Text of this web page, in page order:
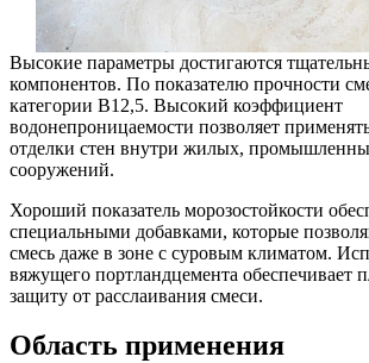
Высокие параметры достигаются
компонентов. По показателю прочности
категории В12,5. Высокий коэффициент
водонепроницаемости позволяет
отделки стен внутри жилых,
сооружений.
Хороший показатель морозостойкости
специальными добавками, которые
смесь даже в зоне с суровым климатом.
вяжущего портландцемента обеспечивает
защиту от расслаивания смеси.
Область применения